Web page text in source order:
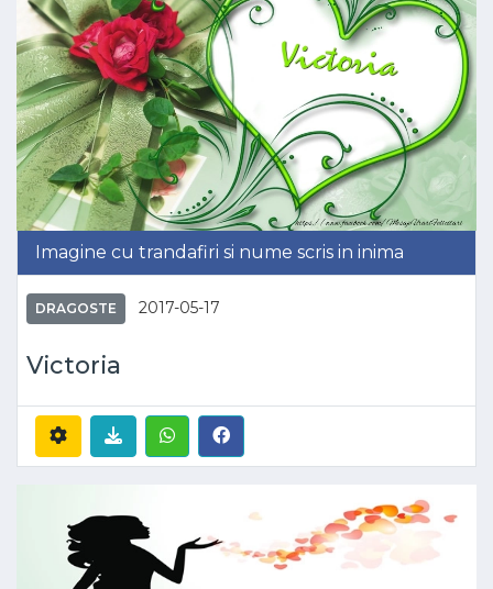
Imagine cu trandafiri si nume scris in inima
DRAGOSTE 2017-05-17
Victoria